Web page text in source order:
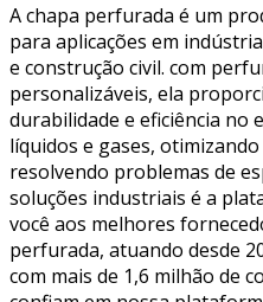
A chapa perfurada é um
para aplicações em
e construção civil. com
personalizáveis, ela
durabilidade e eficiência no
líquidos e gases,
resolvendo problemas de
soluções industriais é a
você aos melhores
perfurada, atuando desde
com mais de 1,6 milhão de